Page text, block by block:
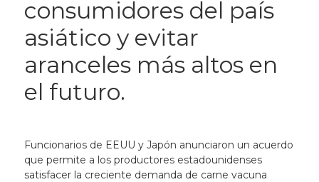
consumidores del país
asiático y evitar
aranceles más altos en
el futuro.
Funcionarios de EEUU y Japón anunciaron un acuerdo
que permite a los productores estadounidenses
satisfacer la creciente demanda de carne vacuna